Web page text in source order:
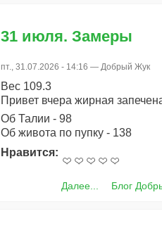
31 июля. Замеры
пт., 31.07.2026 - 14:16 — Добрый Жук
Вес 109.3
Привет вчера жирная
Об Талии - 98
Об живота по пупку - 138
Нравится:
Далее... Блог